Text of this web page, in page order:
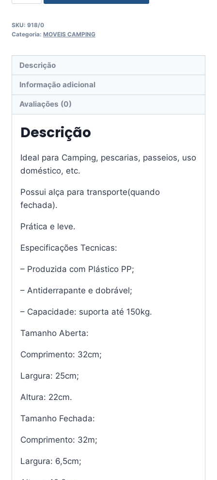
SKU: 918/0
Categoria: MOVEIS CAMPING
Descrição
Informação adicional
Avaliações (0)
Descrição
Ideal para Camping, pescarias, passeios, uso
doméstico, etc.
Possui alça para transporte(quando
fechada).
Prática e leve.
Especificações Tecnicas:
– Produzida com Plástico PP;
– Antiderrapante e dobrável;
– Capacidade: suporta até 150kg.
Tamanho Aberta:
Comprimento: 32cm;
Largura: 25cm;
Altura: 22cm.
Tamanho Fechada:
Comprimento: 32m;
Largura: 6,5cm;